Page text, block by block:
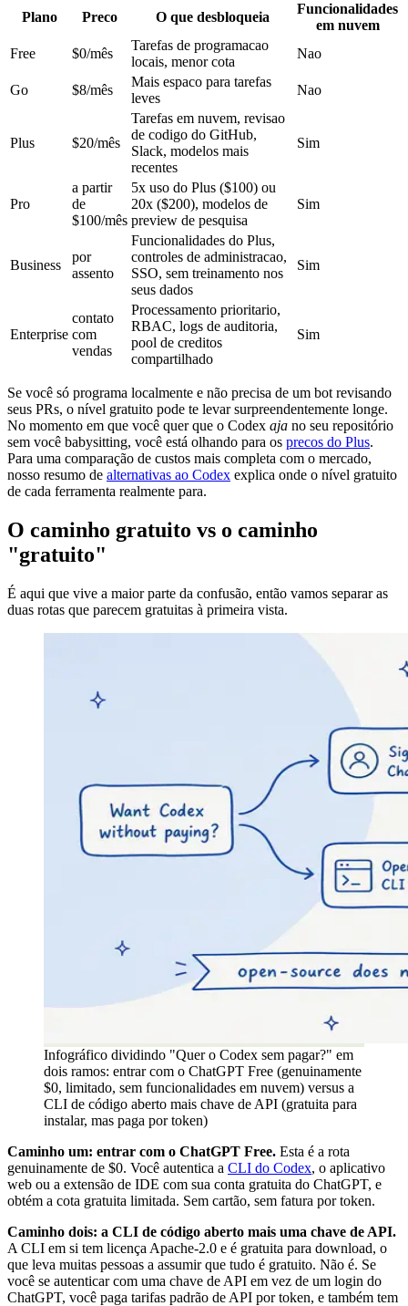
Plano Preco O que desbloqueia
Funcionalidades
em nuvem
Free
$0/mês
Tarefas de programacao
locais, menor cota
Nao
Go $8/mês
Mais espaco para tarefas
leves
Nao
Plus $20/mês
Tarefas em nuvem, revisao
de codigo do GitHub,
Slack, modelos mais
recentes
Sim
Pro
a partir
de
$100/mês
5x uso do Plus ($100) ou
20x ($200), modelos de
preview de pesquisa
Sim
Business
por
assento
Funcionalidades do Plus,
controles de administracao,
SSO, sem treinamento nos
seus dados
Sim
Enterprise
contato
com
vendas
Processamento prioritario,
RBAC, logs de auditoria,
pool de creditos
compartilhado
Sim
Se você só programa localmente e não precisa de um bot revisando
seus PRs, o nível gratuito pode te levar surpreendentemente longe.
No momento em que você quer que o Codex aja no seu repositório
sem você babysitting, você está olhando para os precos do Plus.
Para uma comparação de custos mais completa com o mercado,
nosso resumo de alternativas ao Codex explica onde o nível gratuito
de cada ferramenta realmente para.
O caminho gratuito vs o caminho
"gratuito"
É aqui que vive a maior parte da confusão, então vamos separar as
duas rotas que parecem gratuitas à primeira vista.
Infográfico dividindo "Quer o Codex sem pagar?" em
dois ramos: entrar com o ChatGPT Free (genuinamente
$0, limitado, sem funcionalidades em nuvem) versus a
CLI de código aberto mais chave de API (gratuita para
instalar, mas paga por token)
Caminho um: entrar com o ChatGPT Free. Esta é a rota
genuinamente de $0. Você autentica a CLI do Codex, o aplicativo
web ou a extensão de IDE com sua conta gratuita do ChatGPT, e
obtém a cota gratuita limitada. Sem cartão, sem fatura por token.
Caminho dois: a CLI de código aberto mais uma chave de API.
A CLI em si tem licença Apache-2.0 e é gratuita para download, o
que leva muitas pessoas a assumir que tudo é gratuito. Não é. Se
você se autenticar com uma chave de API em vez de um login do
ChatGPT, você paga tarifas padrão de API por token, e também tem